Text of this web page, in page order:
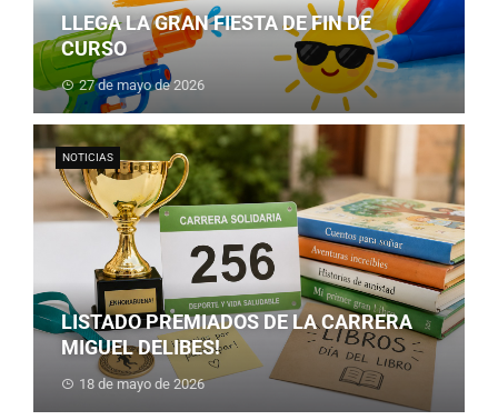
LLEGA LA GRAN FIESTA DE FIN DE
CURSO
27 de mayo de 2026
NOTICIAS
LISTADO PREMIADOS DE LA CARRERA
MIGUEL DELIBES!
18 de mayo de 2026